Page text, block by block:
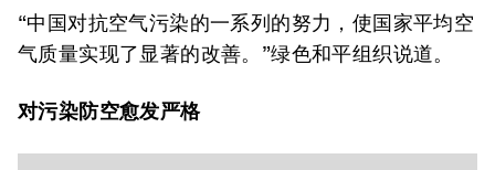
“中国对抗空气污染的一系列的努力，使国家平均空
气质量实现了显著的改善。”绿色和平组织说道。
对污染防空愈发严格